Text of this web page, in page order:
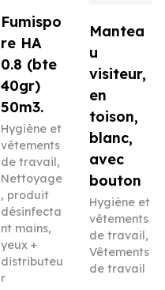
Fumispo
re HA
0.8 (bte
40gr)
50m3.
Hygiène et
vêtements
de travail ,
Nettoyage
, produit
désinfecta
nt mains,
yeux +
distributeu
r
Mantea
u
visiteur,
en
toison,
blanc,
avec
bouton
Hygiène et
vêtements
de travail ,
Vêtements
de travail